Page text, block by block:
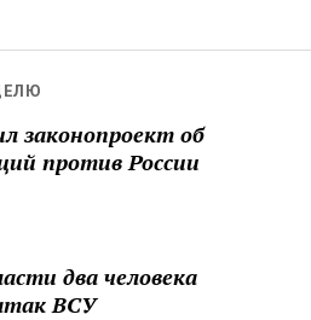
законопроект об
против России
два человека
ВСУ